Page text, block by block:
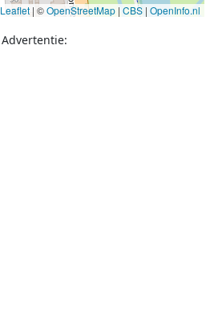
Leaflet | ©OpenStreetMap | CBS | OpenInfo.nl
Advertentie: